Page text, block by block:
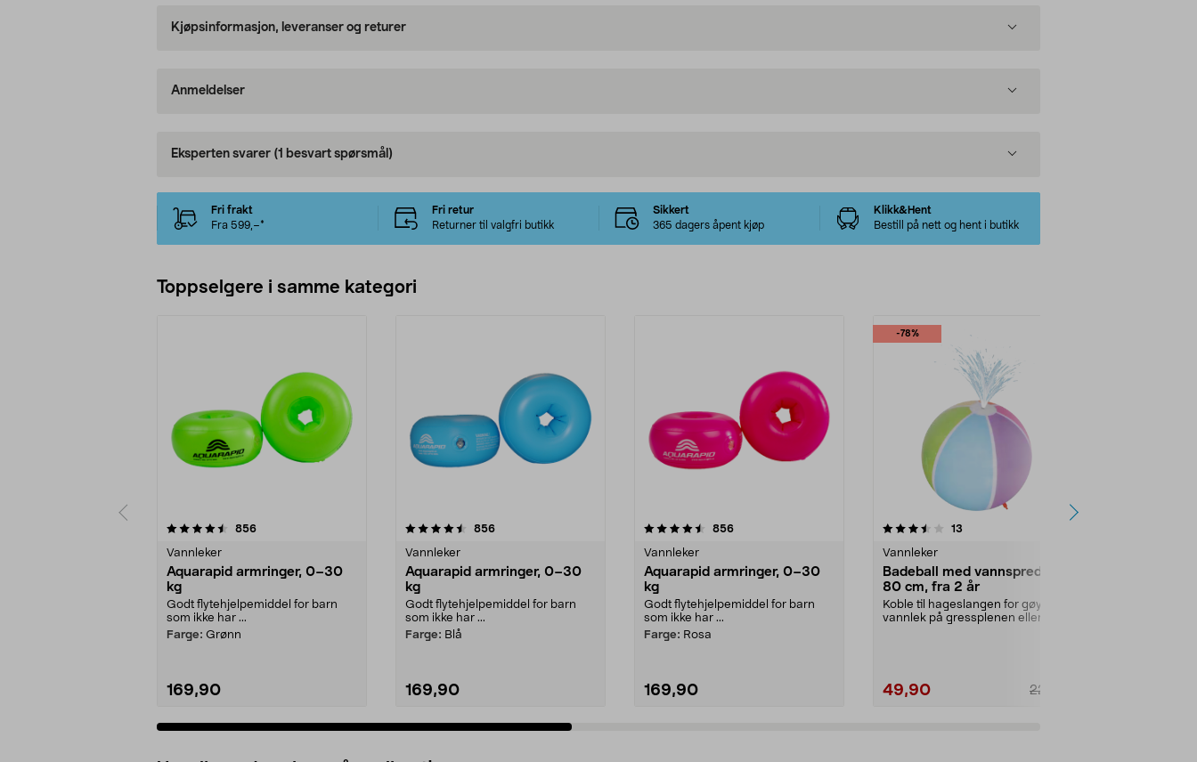
Kjøpsinformasjon, leveranser og returer
Anmeldelser
Eksperten svarer (1 besvart spørsmål)
Fri frakt
Fra 599,–*
Fri retur
Returner til valgfri butikk
Sikkert
365 dagers åpent kjøp
Klikk&Hent
Bestill på nett og hent i butikk
Toppselgere i samme kategori
856anmeldelser
Vannleker
Aquarapid armringer, 0–30
kg
Godt flytehjelpemiddel for barn
som ikke har ...
Farge: Grønn
169,90
4.5 av 5 stjerner 856anmeldelser
Vannleker
Aquarapid armringer, 0–30
kg
Godt flytehjelpemiddel for barn
som ikke har ...
Farge: Blå
169,90
4.5 av 5 stjerner 856anmeldelser
Vannleker
Aquarapid armringer, 0–30
kg
Godt flytehjelpemiddel for barn
som ikke har ...
Farge: Rosa
169,90
-78%
3.5 av 5 stjerner 13
Vannleker
Badeball med vannspreder,
80 cm, fra 2 år
Koble til hageslangen for gøyal
vannlek på gressplenen eller i
49,90 229,90
4.0 av 5 stjerner